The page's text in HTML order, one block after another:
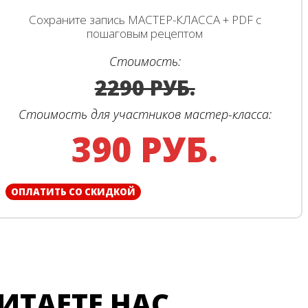
Сохраните запись МАСТЕР-КЛАССА + PDF с
пошаговым рецептом
Стоимость:
2290 РУБ.
Стоимость для участников мастер-класса:
390 РУБ.
ОПЛАТИТЬ СО СКИДКОЙ